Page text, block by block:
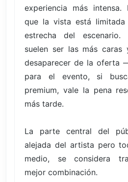
experiencia más intensa.
que la vista está
estrecha del escenario.
suelen ser las más caras
desaparecer de la oferta
para el evento, si
premium, vale la pena
más tarde.
La parte central del
alejada del artista pero
medio, se considera
mejor combinación.